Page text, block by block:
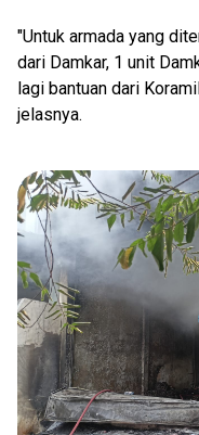
"Untuk armada yang
dari Damkar, 1 unit
lagi bantuan dari
jelasnya.